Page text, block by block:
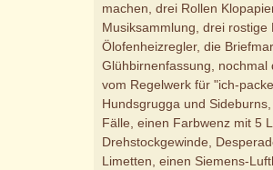
machen, drei Rollen
Musiksammlung, drei rostige
Ölofenheizregler, die
Glühbirnenfassung, nochmal
vom Regelwerk für "ich-
Hundsgrugga und
Fälle, einen Farbwenz mit 5
Drehstockgewinde,
Limetten, einen Siemens-